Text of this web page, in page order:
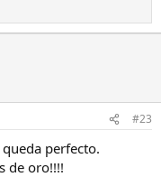
#23
perfecto.
de oro!!!!